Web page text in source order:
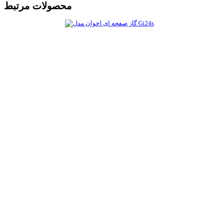
محصولات مرتبط